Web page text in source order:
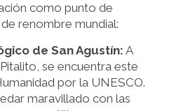
como punto de
renombre mundial:
de San Agustín: A
se encuentra este
por la UNESCO.
maravillado con las